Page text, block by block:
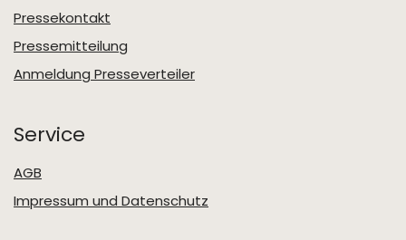
Pressekontakt
Pressemitteilung
Anmeldung Presseverteiler
Service
AGB
Impressum und Datenschutz